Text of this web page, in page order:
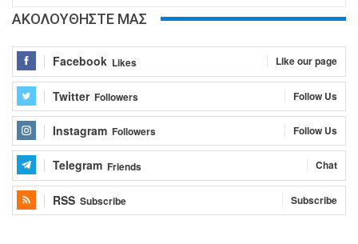
ΑΚΟΛΟΥΘΗΣΤΕ ΜΑΣ
Facebook Likes Like our page
Twitter Followers Follow Us
Instagram Followers Follow Us
Telegram Friends Chat
RSS Subscribe Subscribe